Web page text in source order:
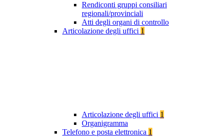
Rendiconti gruppi consiliari
regionali/provinciali
Atti degli organi di controllo
Articolazione degli uffici 1
Articolazione degli uffici 1
Organigramma
Telefono e posta elettronica 1